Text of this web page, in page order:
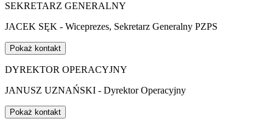
SEKRETARZ GENERALNY
JACEK SĘK - Wiceprezes, Sekretarz Generalny PZPS
Pokaż kontakt
DYREKTOR OPERACYJNY
JANUSZ UZNAŃSKI - Dyrektor Operacyjny
Pokaż kontakt